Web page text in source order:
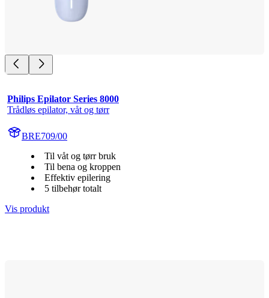
Philips Epilator Series 8000
Trådløs epilator, våt og tørr
BRE709/00
Til våt og tørr bruk
Til bena og kroppen
Effektiv epilering
5 tilbehør totalt
Vis produkt